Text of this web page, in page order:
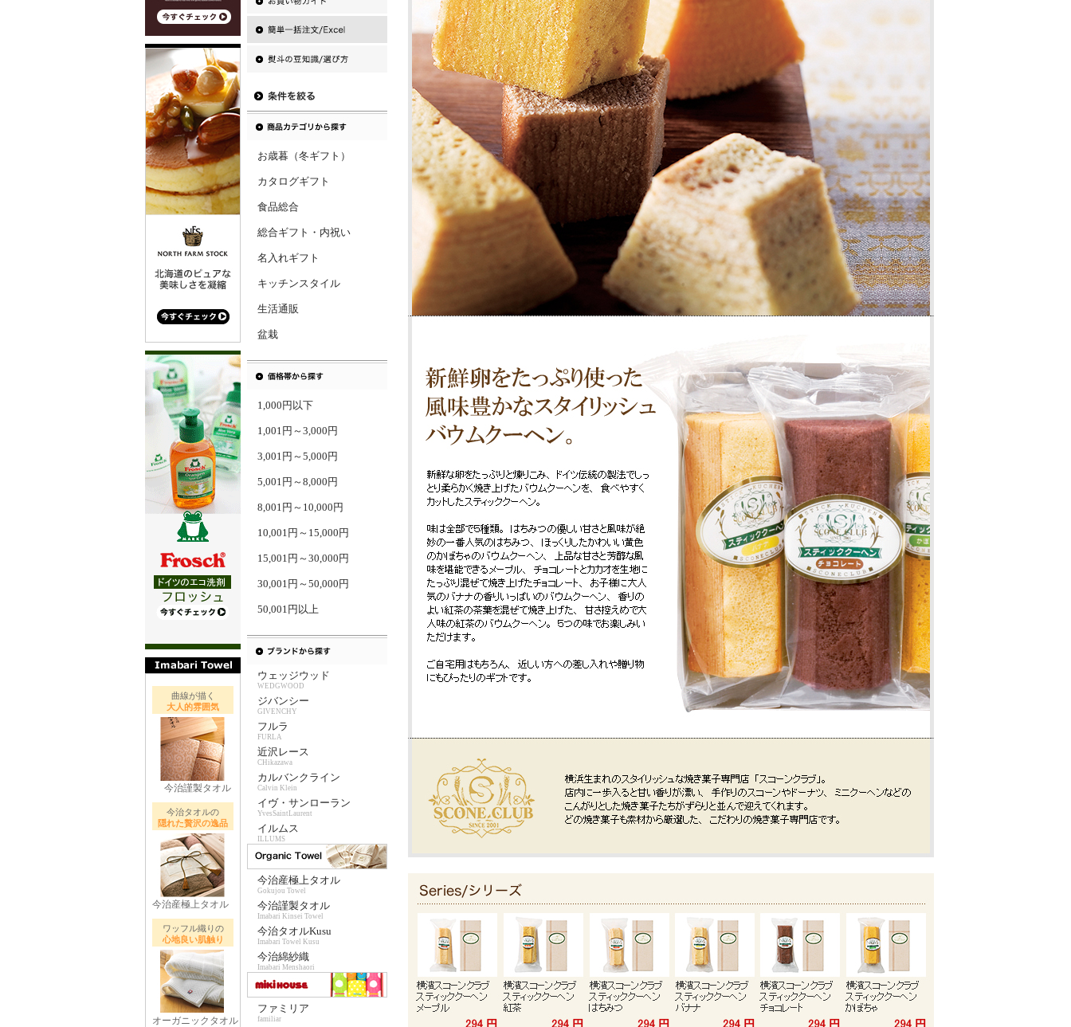
曲線が描く
大人的雰囲気
今治謹製タオル
今治タオルの
隠れた贅沢の逸品
今治産極上タオル
ワッフル織りの
心地良い肌触り
オーガニックタオル
お歳暮（冬ギフト）
カタログギフト
食品総合
総合ギフト・内祝い
名入れギフト
キッチンスタイル
生活通販
盆栽
1,000円以下
1,001円～3,000円
3,001円～5,000円
5,001円～8,000円
8,001円～10,000円
10,001円～15,000円
15,001円～30,000円
30,001円～50,000円
50,001円以上
ウェッジウッド
WEDGWOOD
ジバンシー
GIVENCHY
フルラ
FURLA
近沢レース
CHikazawa
カルバンクライン
Calvin Klein
イヴ・サンローラン
YvesSaintLaurent
イルムス
ILLUMS
今治産極上タオル
Gokujou Towel
今治謹製タオル
Imabari Kinsei Towel
今治タオルKusu
Imabari Towel Kusu
今治綿紗織
Imabari Menshaori
ファミリア
familiar